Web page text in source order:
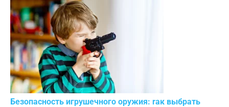
Безопасность игрушечного оружия: rак выбрать